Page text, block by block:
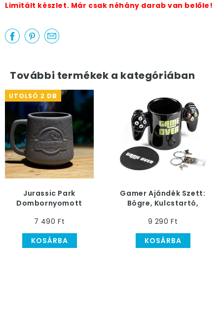
Limitált készlet. Már csak néhány darab van belőle!
További termékek a kategóriában
UTOLSÓ 2 DB
Jurassic Park
Dombornyomott
7 490 Ft
KOSÁRBA
Gamer Ajándék Szett:
Bögre, Kulcstartó,
9 290 Ft
KOSÁRBA